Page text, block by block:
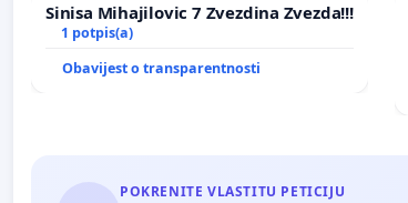
Sinisa Mihajilovic 7 Zvezdina Zvezda!!!
1 potpis(a)
Obavijest o transparentnosti
POKRENITE VLASTITU PETICIJU